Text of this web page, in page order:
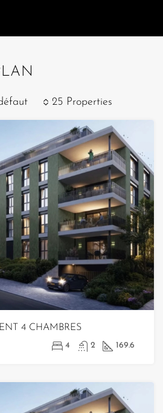
25 Properties
4 CHAMBRES
4 2 169.6